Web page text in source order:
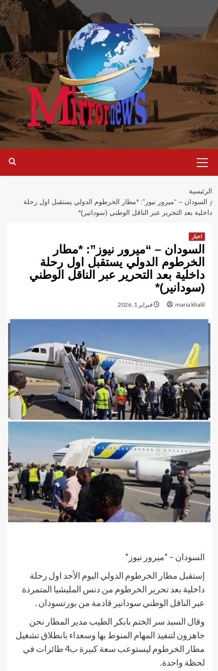
تخطي
إلى
المحتوى
الرئيسية
الرئيسية
السودان – “ميرور نيوز”: *مطار الخرطوم الدولي يستقبل اول رحلة
داخلية بعد التحرير عبر الناقل الوطني (سودانير)*
اخبار
السودان – “ميرور نيوز”: *مطار
الخرطوم الدولي يستقبل اول رحلة
داخلية بعد التحرير عبر الناقل الوطني
(سودانير)*
maria khalil فبراير 1, 2026
السودان – “ميرور نيوز”
إستقبل مطار الخرطوم الدولي اليوم الأحد اول رحلة
داخلية بعد تحرير الخرطوم من دنس المليشيا المتمردة
عبر الناقل الوطني سودانير قادمة من بورتسودان .
وقال السيد سر الختم بابكر الطيب مدير المطار نحن
جاهزون لتنفيذ المهام المنوط بها وسعداء بانطلاق تشغيل
مطار الخرطوم ليستوعب سعة كبيرة ب4 طائرات في
لحظة واحدة.